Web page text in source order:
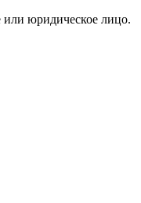
или юридическое лицо.